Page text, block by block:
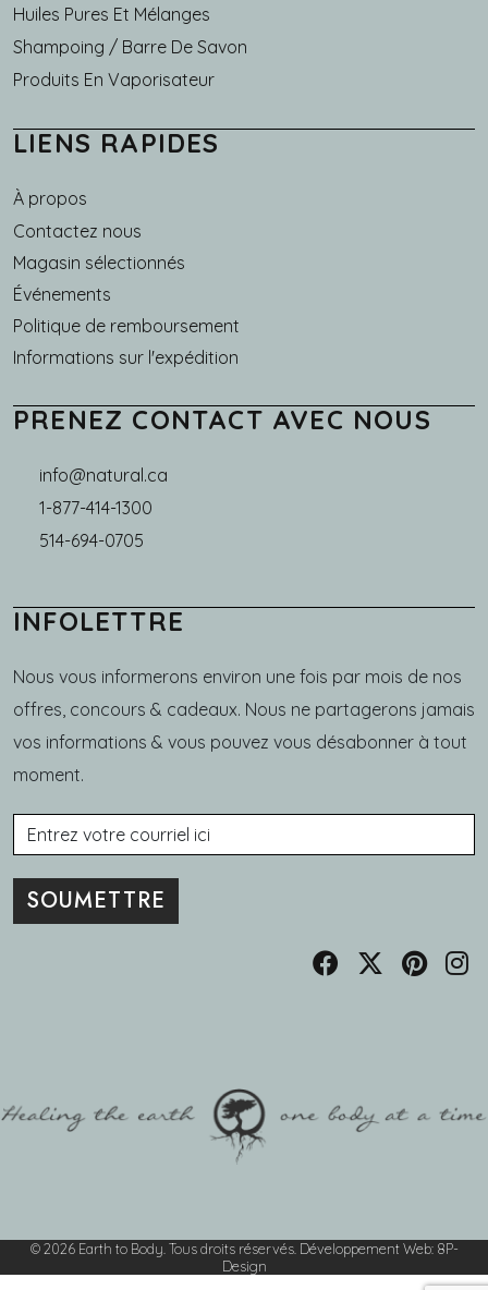
Huiles Pures Et Mélanges
Shampoing / Barre De Savon
Produits En Vaporisateur
LIENS RAPIDES
À propos
Main navigation
Contactez nous
Magasin sélectionnés
Événements
Politique de remboursement
Informations sur l'expédition
PRENEZ CONTACT AVEC NOUS
info@natural.ca
1-877-414-1300
514-694-0705
INFOLETTRE
Nous vous informerons environ une fois par mois de nos
offres, concours & cadeaux. Nous ne partagerons jamais
vos informations & vous pouvez vous désabonner à tout
moment.
Courriel
© 2026 Earth to Body. Tous droits réservés. Développement Web: 8P-
Design